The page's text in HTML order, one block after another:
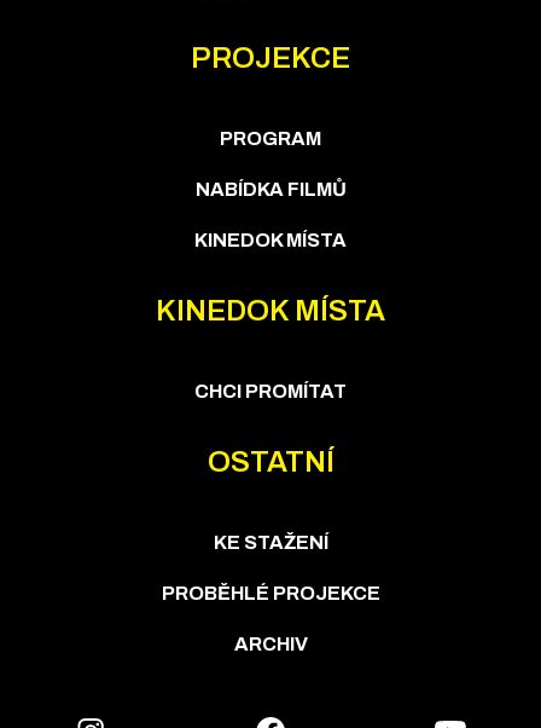
PROJEKCE
PROGRAM
NABÍDKA FILMŮ
KINEDOK MÍSTA
KINEDOK MÍSTA
CHCI PROMÍTAT
OSTATNÍ
KE STAŽENÍ
PROBĚHLÉ PROJEKCE
ARCHIV